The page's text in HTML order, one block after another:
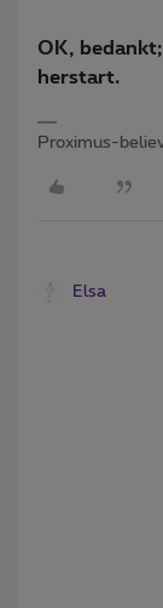
OK,
herstart.
Proximus-
Elsa